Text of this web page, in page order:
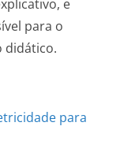
e
para o
didático.
para